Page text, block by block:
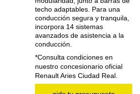
techo adaptables. Para una
conducción segura y tranquila,
incorpora 14 sistemas
avanzados de asistencia a la
conducción.
*Consulta condiciones en
nuestro concesionario oficial
Renault Aries Ciudad Real.